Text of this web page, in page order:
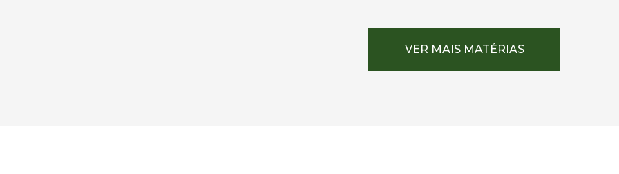
VER MAIS MATÉRIAS